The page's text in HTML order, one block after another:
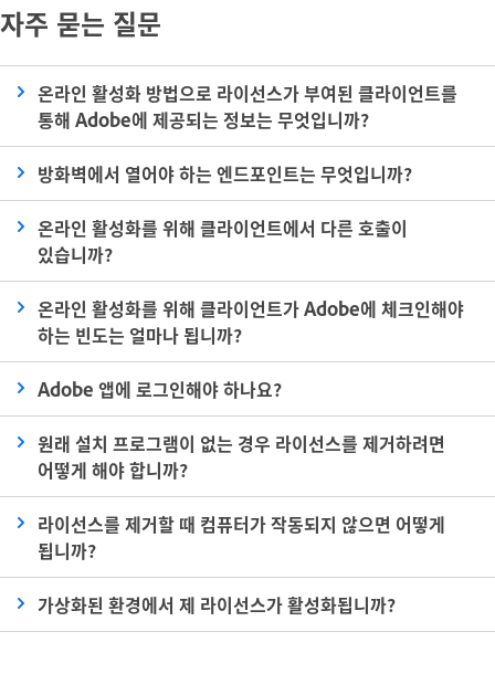
자주 묻는 질문
온라인 활성화 방법으로 라이선스가 부여된 클라이언트를
통해 Adobe에 제공되는 정보는 무엇입니까?
방화벽에서 열어야 하는 엔드포인트는 무엇입니까?
온라인 활성화를 위해 클라이언트에서 다른 호출이
있습니까?
온라인 활성화를 위해 클라이언트가 Adobe에 체크인해야
하는 빈도는 얼마나 됩니까?
Adobe 앱에 로그인해야 하나요?
원래 설치 프로그램이 없는 경우 라이선스를 제거하려면
어떻게 해야 합니까?
라이선스를 제거할 때 컴퓨터가 작동되지 않으면 어떻게
됩니까?
가상화된 환경에서 제 라이선스가 활성화됩니까?